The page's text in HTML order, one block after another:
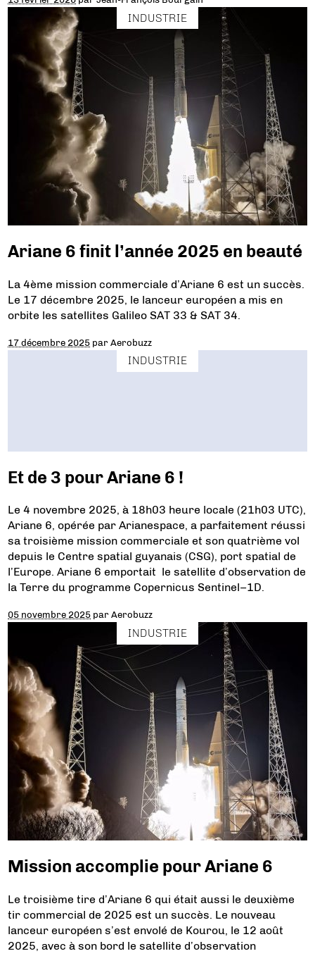
INDUSTRIE
Ariane 6 finit l’année 2025 en beauté
La 4ème mission commerciale d’Ariane 6 est un succès.
Le 17 décembre 2025, le lanceur européen a mis en
orbite les satellites Galileo SAT 33 & SAT 34.
17 décembre 2025 parAerobuzz
INDUSTRIE
Et de 3 pour Ariane 6 !
Le 4 novembre 2025, à 18h03 heure locale (21h03 UTC),
Ariane 6, opérée par Arianespace, a parfaitement réussi
sa troisième mission commerciale et son quatrième vol
depuis le Centre spatial guyanais (CSG), port spatial de
l’Europe. Ariane 6 emportait le satellite d’observation de
la Terre du programme Copernicus Sentinel–1D.
05 novembre 2025 parAerobuzz
INDUSTRIE
Mission accomplie pour Ariane 6
Le troisième tire d’Ariane 6 qui était aussi le deuxième
tir commercial de 2025 est un succès. Le nouveau
lanceur européen s’est envolé de Kourou, le 12 août
2025, avec à son bord le satellite d’observation